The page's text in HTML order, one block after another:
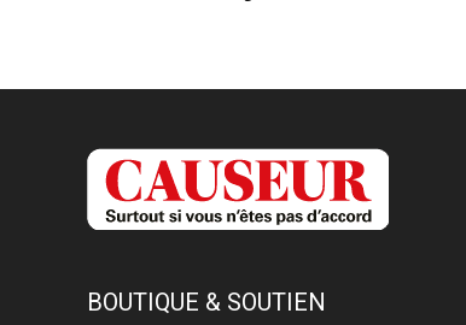
BOUTIQUE & SOUTIEN